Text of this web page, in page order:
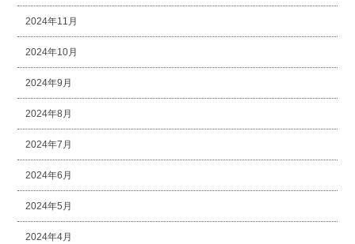
2024年11月
2024年10月
2024年9月
2024年8月
2024年7月
2024年6月
2024年5月
2024年4月